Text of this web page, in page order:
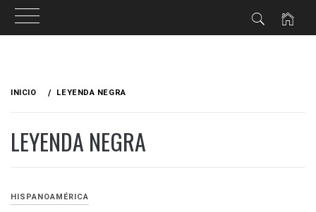
INICIO LEYENDA NEGRA
LEYENDA NEGRA
HISPANOAMÉRICA